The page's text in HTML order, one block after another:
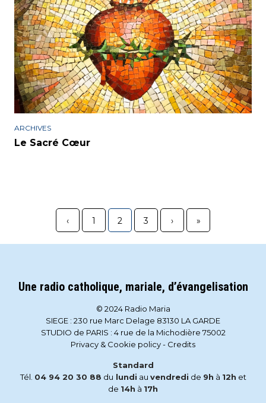
ARCHIVES
Le Sacré Cœur
‹ 1 2 3 › »
Une radio catholique, mariale, d’évangelisation
© 2024 Radio Maria
SIEGE : 230 rue Marc Delage 83130 LA GARDE
STUDIO de PARIS : 4 rue de la Michodière 75002
Privacy & Cookie policy- Credits
Standard
Tél. 04 94 20 30 88 du lundi au vendredi de 9h à 12h et
de 14h à 17h